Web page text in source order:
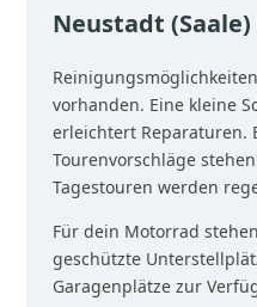
Neustadt (Saale)
vorhanden. Eine kleine
erleichtert Reparaturen.
Tourenvorschläge
Tagestouren werden
Für dein Motorrad
geschützte
Garagenplätze zur